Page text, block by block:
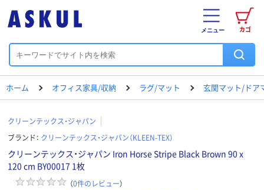
カゴ
メニュー
ホーム オフィス家具/収納 ラグ/マット 玄関マット/ドア
クリーンテックス・ジャパン
ブランド： クリーンテックス・ジャパン（KLEEN-TEX）
クリーンテックス・ジャパン Iron Horse Stripe Black Brown 90 x
120 cm BY00017 1枚
（0件のレビュー）